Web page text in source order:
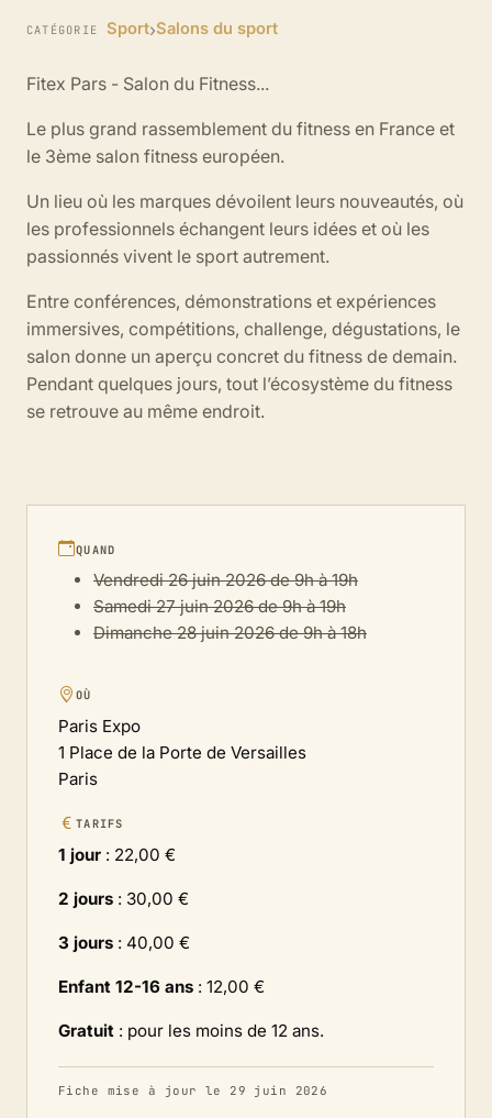
CATÉGORIE Sport›Salons du sport
Fitex Pars - Salon du Fitness...
Le plus grand rassemblement du fitness en France et
le 3ème salon fitness européen.
Un lieu où les marques dévoilent leurs nouveautés, où
les professionnels échangent leurs idées et où les
passionnés vivent le sport autrement.
Entre conférences, démonstrations et expériences
immersives, compétitions, challenge, dégustations, le
salon donne un aperçu concret du fitness de demain.
Pendant quelques jours, tout l’écosystème du fitness
se retrouve au même endroit.
QUAND
Vendredi 26 juin 2026 de 9h à 19h
Samedi 27 juin 2026 de 9h à 19h
Dimanche 28 juin 2026 de 9h à 18h
OÙ
Paris Expo
1 Place de la Porte de Versailles
Paris
TARIFS
1 jour : 22,00 €
2 jours : 30,00 €
3 jours : 40,00 €
Enfant 12-16 ans : 12,00 €
Gratuit : pour les moins de 12 ans.
Fiche mise à jour le 29 juin 2026